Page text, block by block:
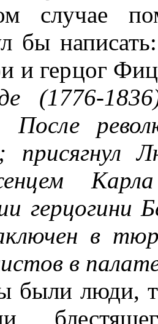
случае
бы
и герцог
(1776-
После
присягнул
герцогини
в
в
были люди,